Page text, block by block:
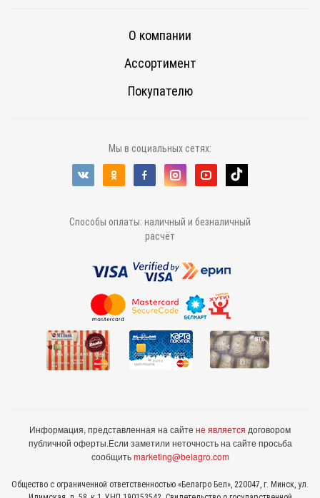
О компании
Ассортимент
Покупателю
Мы в социальных сетях:
Способы оплаты: наличный и безналичный
расчёт
Информация, представленная на сайте не является договором
публичной оферты.Если заметили неточность на сайте просьба
сообщитьmarketing@belagro.com
Общество с ограниченной ответственностью «Белагро Бел», 220047, г. Минск, ул.